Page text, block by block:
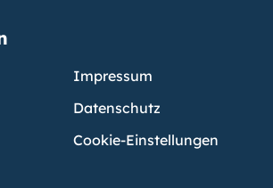
Impressum
Datenschutz
Cookie-Einstellungen